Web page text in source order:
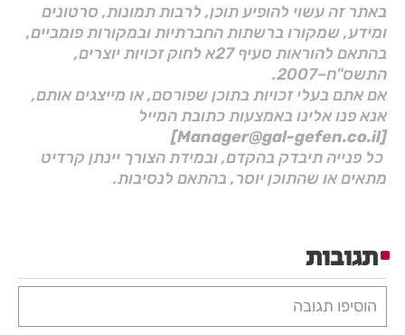
באתר זה עשוי להופיע תוכן, לרבות תמונות, סרטונים
ומידע, שמקורו ברשתות החברתיות ובמקורות פומביים,
בהתאם להוראות סעיף 27א לחוק זכויות יוצרים,
התשס"ח–2007.
אם אתם בעלי זכויות בתוכן שפורסם, או מייצגים אותם,
אנא פנו אלינו באמצעות כתובת המייל
[Manager@gal-gefen.co.il]
כל פנייה תיבדק בהקדם, ובמידת הצורך יינתן קרדיט
מתאים או שהתוכן יוסר, בהתאם לנסיבות.
תגובות
הוסיפו תגובה